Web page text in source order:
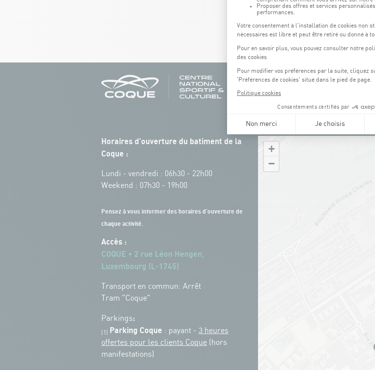
Horaires d'ouverture du batiment de la
Coque :
Lundi - vendredi : 06h30 - 22h00
Weekend : 07h30 - 19h00
Pensez à vous informer des horaires d'ouverture de
chaque activité.
Accès :
COQUE • 2 rue Léon Hengen,
Luxembourg (L-1745)
Transport en commun: Arrêt
Tram "Coque"
Parkings:
(1) Parking Coque : payant - 3 heures
offertes pour les clients Coque (hors
manifestations)
+
−